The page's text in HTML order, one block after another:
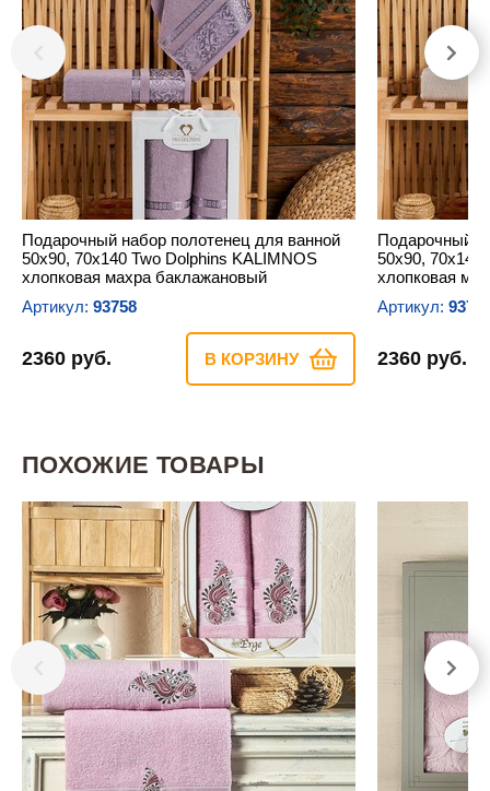
Подарочный набор полотенец для ванной
50х90, 70х140 Two Dolphins KALIMNOS
хлопковая махра баклажановый
Артикул: 93758
2360 руб. В КОРЗИНУ
Подарочный
50х90, 70х140
хлопковая
Артикул:
2360 руб.
ПОХОЖИЕ ТОВАРЫ